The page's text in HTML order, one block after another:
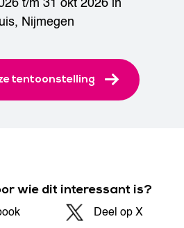
, Nijmegen
tentoonstelling
wie dit interessant is?
Deel op X